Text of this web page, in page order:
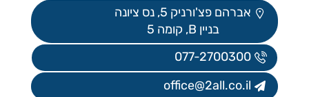
אברהם פצ'ורניק 5, נס ציונה
בניין B, קומה 5
077-2700300
office@2all.co.il